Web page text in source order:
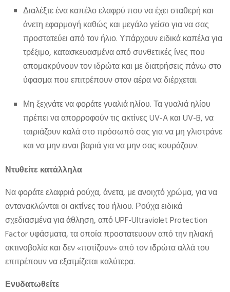
Διαλέξτε ένα καπέλο ελαφρύ που να έχει σταθερή και
άνετη εφαρμογή καθώς και μεγάλο γείσο για να σας
προστατεύει από τον ήλιο. Υπάρχουν ειδικά καπέλα για
τρέξιμο, κατασκευασμένα από συνθετικές ίνες που
απομακρύνουν τον ιδρώτα και με διατρήσεις πάνω στο
ύφασμα που επιτρέπουν στον αέρα να διέρχεται.
Μη ξεχνάτε να φοράτε γυαλιά ηλίου. Τα γυαλιά ηλίου
πρέπει να απορροφούν τις ακτίνες UV-A και UV-B, να
ταιριάζουν καλά στο πρόσωπό σας για να μη γλιστράνε
και να μην ειναι βαριά για να μην σας κουράζουν.
Ντυθείτε κατάλληλα
Να φοράτε ελαφριά ρούχα, άνετα, με ανοιχτό χρώμα, για να
αντανακλώνται οι ακτίνες του ήλιου. Ρούχα ειδικά
σχεδιασμένα για άθληση, από UPF-Ultraviolet Protection
Factor υφάσματα, τα οποία προστατευουν από την ηλιακή
ακτινοβολία και δεν «ποτίζουν» από τον ιδρώτα αλλά του
επιτρέπουν να εξατμίζεται καλύτερα.
Ενυδατωθείτε